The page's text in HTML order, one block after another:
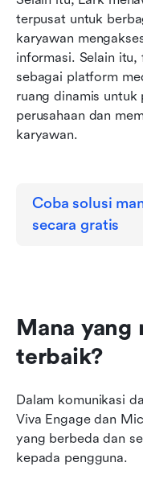
terpusat untuk
karyawan
informasi. Selain itu,
sebagai platform
ruang dinamis untuk
perusahaan dan
karyawan.
Coba solusi
secara gratis
Mana
terbaik?
Dalam komunikasi
Viva Engage dan
yang berbeda dan
kepada pengguna.